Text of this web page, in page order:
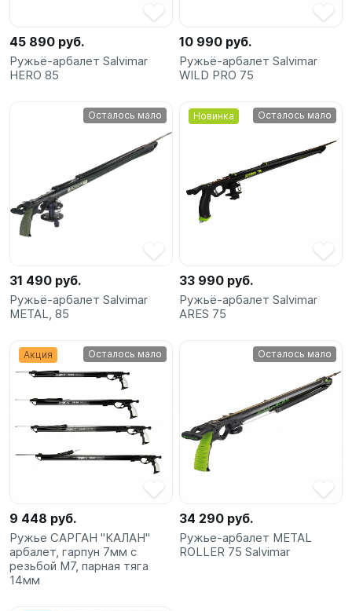
Подарочные
Карты
45 890 руб.
Ружьё-арбалет Salvimar
HERO 85
10 990 руб.
Ружьё-арбалет Salvimar
WILD PRO 75
Осталось мало
31 490 руб.
Ружьё-арбалет Salvimar
METAL, 85
Новинка Осталось мало
33 990 руб.
Ружьё-арбалет Salvimar
ARES 75
Акция Осталось мало
9 448 руб.
Ружье САРГАН "КАЛАН"
арбалет, гарпун 7мм с
резьбой М7, парная тяга
14мм
Осталось мало
34 290 руб.
Ружье-арбалет METAL
ROLLER 75 Salvimar